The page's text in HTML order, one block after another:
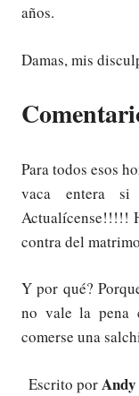
años.
Damas, mis
Para todos esos
vaca entera si
Actualícense!!!!!
contra del
Y por qué?
no vale la pena
comerse una
Escrito porAndy